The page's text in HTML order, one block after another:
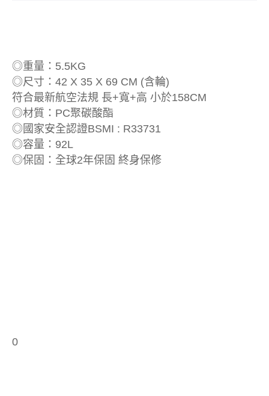
◎重量：5.5KG
◎尺寸：42 X 35 X 69 CM (含輪)
符合最新航空法規 長+寬+高 小於158CM
◎材質：PC聚碳酸酯
◎國家安全認證BSMI : R33731
◎容量：92L
◎保固：全球2年保固 終身保修
0